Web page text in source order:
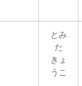
とみ
た
きょ
うこ